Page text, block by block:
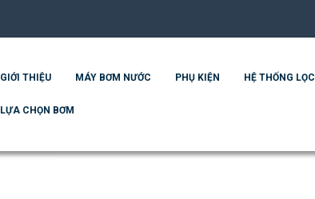
GIỚI THIỆU MÁY BƠM NƯỚC PHỤ KIỆN HỆ THỐNG LỌC
LỰA CHỌN BƠM